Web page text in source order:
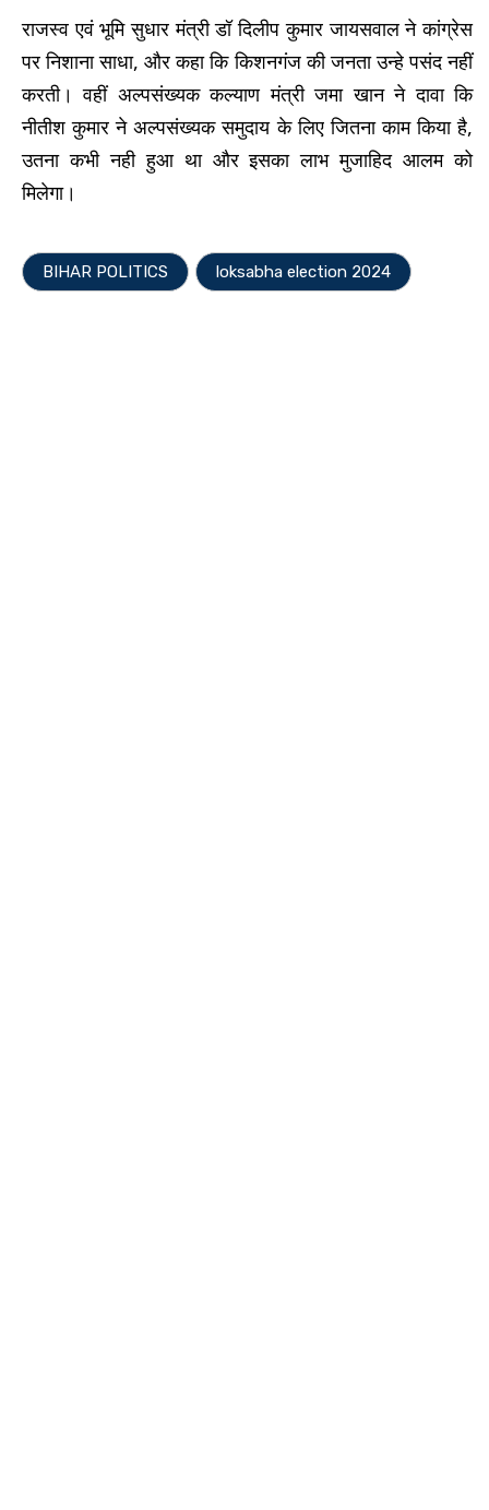
राजस्व एवं भूमि सुधार मंत्री डॉ दिलीप कुमार जायसवाल ने कांग्रेस
पर निशाना साधा, और कहा कि किशनगंज की जनता उन्हे पसंद नहीं
करती। वहीं अल्पसंख्यक कल्याण मंत्री जमा खान ने दावा कि
नीतीश कुमार ने अल्पसंख्यक समुदाय के लिए जितना काम किया है,
उतना कभी नही हुआ था और इसका लाभ मुजाहिद आलम को
मिलेगा।
BIHAR POLITICS loksabha election 2024